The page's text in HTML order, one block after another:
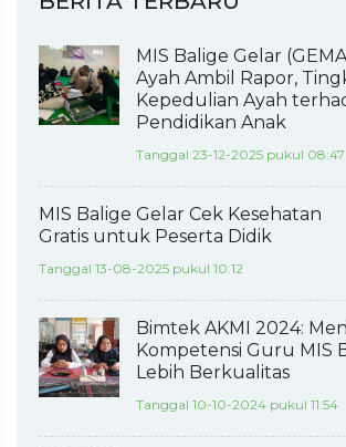
MIS Balige Gelar
Ayah Ambil Rapor,
Kepedulian Ayah
Pendidikan Anak
Tanggal 23-12-2025 pukul 08:47
MIS Balige Gelar Cek Kesehatan
Gratis untuk Peserta Didik
Tanggal 13-08-2025 pukul 10:12
Bimtek AKMI 2024:
Kompetensi Guru MIS
Lebih Berkualitas
Tanggal 10-10-2024 pukul 11:54